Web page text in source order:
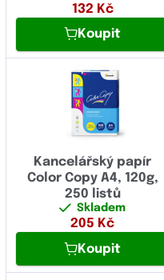
132 Kč
Koupit
Kancelářský papír
Color Copy A4, 120g,
250 listů
Skladem
205 Kč
Koupit